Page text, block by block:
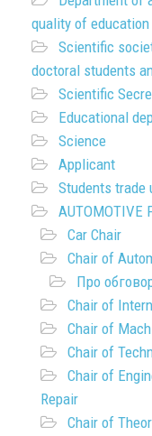
quality of education
Scientific
doctoral students
Scientific
Educational
Science
Applicant
Students trade
AUTOMOTIVE
Car Chair
Chair of
Про
Chair of
Chair of
Chair of
Chair of
Repair
Chair of